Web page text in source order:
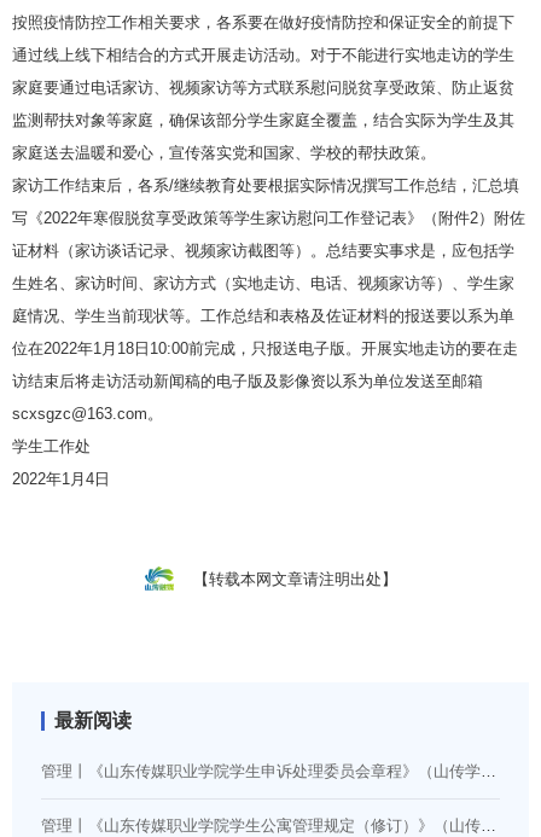
按照疫情防控工作相关要求，各系要在做好疫情防控和保证安全的前提下
通过线上线下相结合的方式开展走访活动。对于不能进行实地走访的学生
家庭要通过电话家访、视频家访等方式联系慰问脱贫享受政策、防止返贫
监测帮扶对象等家庭，确保该部分学生家庭全覆盖，结合实际为学生及其
家庭送去温暖和爱心，宣传落实党和国家、学校的帮扶政策。
家访工作结束后，各系/继续教育处要根据实际情况撰写工作总结，汇总填
写《2022年寒假脱贫享受政策等学生家访慰问工作登记表》（附件2）附佐
证材料（家访谈话记录、视频家访截图等）。总结要实事求是，应包括学
生姓名、家访时间、家访方式（实地走访、电话、视频家访等）、学生家
庭情况、学生当前现状等。工作总结和表格及佐证材料的报送要以系为单
位在2022年1月18日10:00前完成，只报送电子版。开展实地走访的要在走
访结束后将走访活动新闻稿的电子版及影像资以系为单位发送至邮箱
scxsgzc@163.com。
学生工作处
2022年1月4日
【转载本网文章请注明出处】
最新阅读